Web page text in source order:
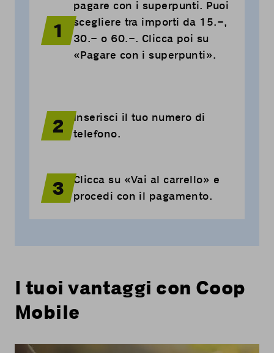
1
pagare con i superpunti. Puoi
scegliere tra importi da 15.−,
30.− o 60.−. Clicca poi su
«Pagare con i superpunti».
2
Inserisci il tuo numero di
telefono.
3
Clicca su «Vai al carrello» e
procedi con il pagamento.
I tuoi vantaggi con Coop
Mobile